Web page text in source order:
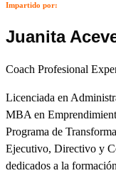
Impartido por:
Juanita
Coach Profesional
Licenciada en
MBA en
Programa de
Ejecutivo, Directivo y
dedicados a la